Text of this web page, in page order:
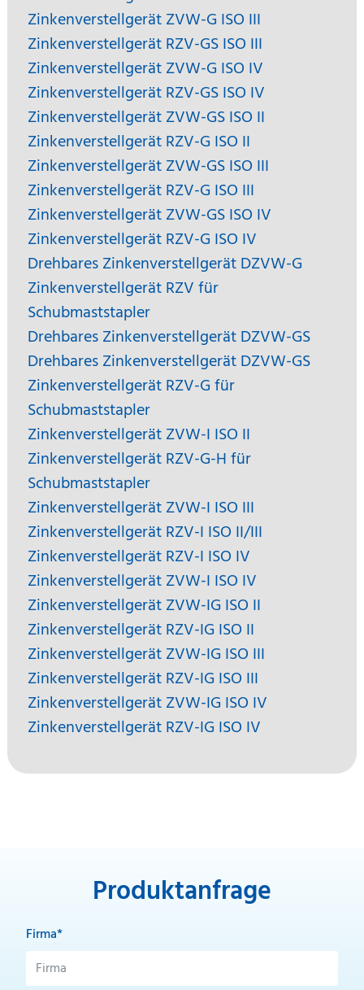
Zinkenverstellgerät ZVW-G ISO III
Zinkenverstellgerät RZV-GS ISO III
Zinkenverstellgerät ZVW-G ISO IV
Zinkenverstellgerät RZV-GS ISO IV
Zinkenverstellgerät ZVW-GS ISO II
Zinkenverstellgerät RZV-G ISO II
Zinkenverstellgerät ZVW-GS ISO III
Zinkenverstellgerät RZV-G ISO III
Zinkenverstellgerät ZVW-GS ISO IV
Zinkenverstellgerät RZV-G ISO IV
Drehbares Zinkenverstellgerät DZVW-G
Zinkenverstellgerät RZV für
Schubmaststapler
Drehbares Zinkenverstellgerät DZVW-GS
Drehbares Zinkenverstellgerät DZVW-GS
Zinkenverstellgerät RZV-G für
Schubmaststapler
Zinkenverstellgerät ZVW-I ISO II
Zinkenverstellgerät RZV-G-H für
Schubmaststapler
Zinkenverstellgerät ZVW-I ISO III
Zinkenverstellgerät RZV-I ISO II/III
Zinkenverstellgerät RZV-I ISO IV
Zinkenverstellgerät ZVW-I ISO IV
Zinkenverstellgerät ZVW-IG ISO II
Zinkenverstellgerät RZV-IG ISO II
Zinkenverstellgerät ZVW-IG ISO III
Zinkenverstellgerät RZV-IG ISO III
Zinkenverstellgerät ZVW-IG ISO IV
Zinkenverstellgerät RZV-IG ISO IV
Produktanfrage
Firma*